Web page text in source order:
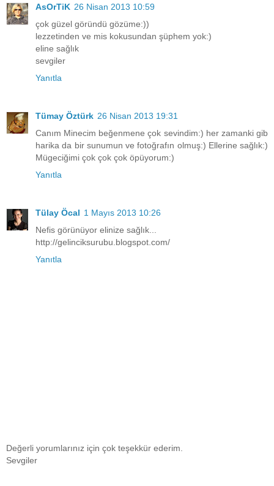
AsOrTiK 26 Nisan 2013 10:59
çok güzel göründü gözüme:))
lezzetinden ve mis kokusundan şüphem yok:)
eline sağlık
sevgiler
Yanıtla
Tümay Öztürk 26 Nisan 2013 19:31
Canım Minecim beğenmene çok sevindim:) her zamanki gib
harika da bir sunumun ve fotoğrafın olmuş:) Ellerine sağlık:)
Mügeciğimi çok çok çok öpüyorum:)
Yanıtla
Tülay Öcal 1 Mayıs 2013 10:26
Nefis görünüyor elinize sağlık...
http://gelinciksurubu.blogspot.com/
Yanıtla
Değerli yorumlarınız için çok teşekkür ederim.
Sevgiler